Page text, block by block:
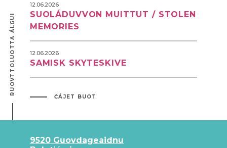
12.06.2026
SUOLÁDUVVON MUITTUT / STOLEN
MEMORIES
12.06.2026
SAMISK SKYTESKIVE
ČÁJET BUOT
RUOVTTOLUOTTA ÁLGUI
9520 Guovdageaidnu